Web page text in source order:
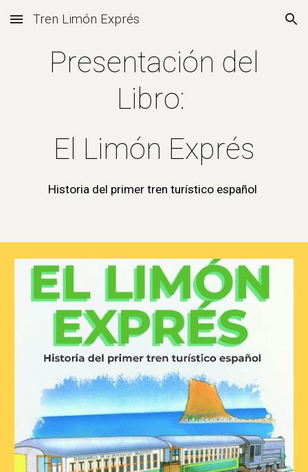
Skip to main content Skip to navigation
Tren Limón Exprés
Presentación del
Libro:
El Limón Exprés
Historia del primer tren turístico español